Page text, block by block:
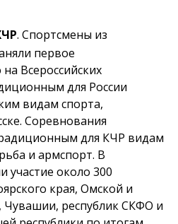
. Спортсмены из
первое
Всероссийских
для России
видам спорта,
Соревнования
для КЧР видам
и армспорт. В
участие около 300
края, Омской и
Чувашии, республик СКФО и